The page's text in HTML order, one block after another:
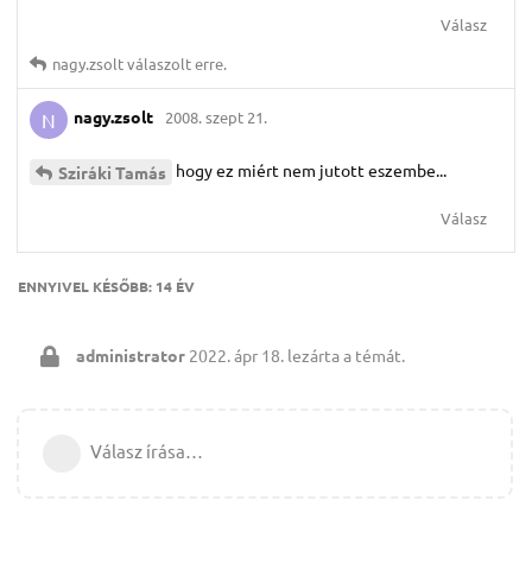
Válasz
nagy.​zsoltválaszolt erre.
N nagy.​zsolt 2008. szept 21.
Sziráki Tamás hogy ez miért nem jutott eszembe...
Válasz
ENNYIVEL KÉSŐBB: 14 ÉV
administrator 2022. ápr 18. lezárta a témát.
Válasz írása…